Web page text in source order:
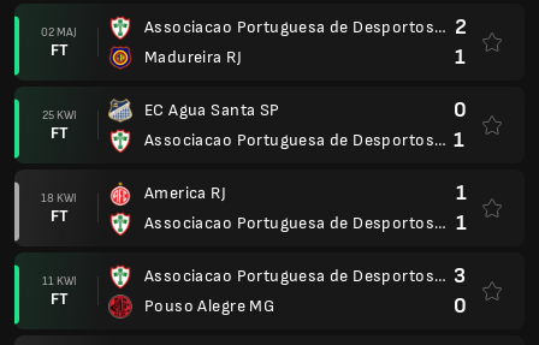
02 MAJ
FT
Associacao Portuguesa de Desportos SP
Madureira RJ
2
1
25 KWI
FT
EC Agua Santa SP
Associacao Portuguesa de Desportos SP
0
1
18 KWI
FT
America RJ
Associacao Portuguesa de Desportos SP
1
1
11 KWI
FT
Associacao Portuguesa de Desportos SP
Pouso Alegre MG
3
0